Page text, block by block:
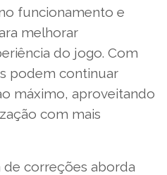
funcionamento e
melhorar
do jogo. Com
podem continuar
máximo, aproveitando
com mais
de correções aborda